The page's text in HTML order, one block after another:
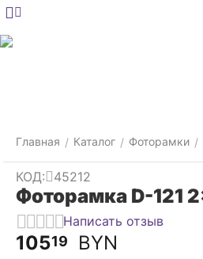
Главная / Каталог / Фоторамки /
КОД: 45212
Фоторамка D-121
Написать отзыв
10519 BYN